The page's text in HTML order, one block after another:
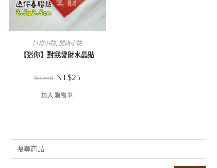
日常小物, 開店小物
【迷你】對我發財水晶貼
NT$30 NT$25
加入購物車